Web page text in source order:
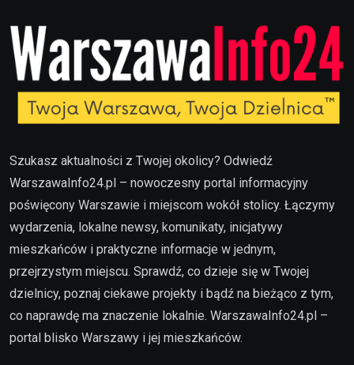
Szukasz aktualności z Twojej okolicy? Odwiedź
WarszawaInfo24.pl – nowoczesny portal informacyjny
poświęcony Warszawie i miejscom wokół stolicy. Łączymy
wydarzenia, lokalne newsy, komunikaty, inicjatywy
mieszkańców i praktyczne informacje w jednym,
przejrzystym miejscu. Sprawdź, co dzieje się w Twojej
dzielnicy, poznaj ciekawe projekty i bądź na bieżąco z tym,
co naprawdę ma znaczenie lokalnie. WarszawaInfo24.pl –
portal blisko Warszawy i jej mieszkańców.